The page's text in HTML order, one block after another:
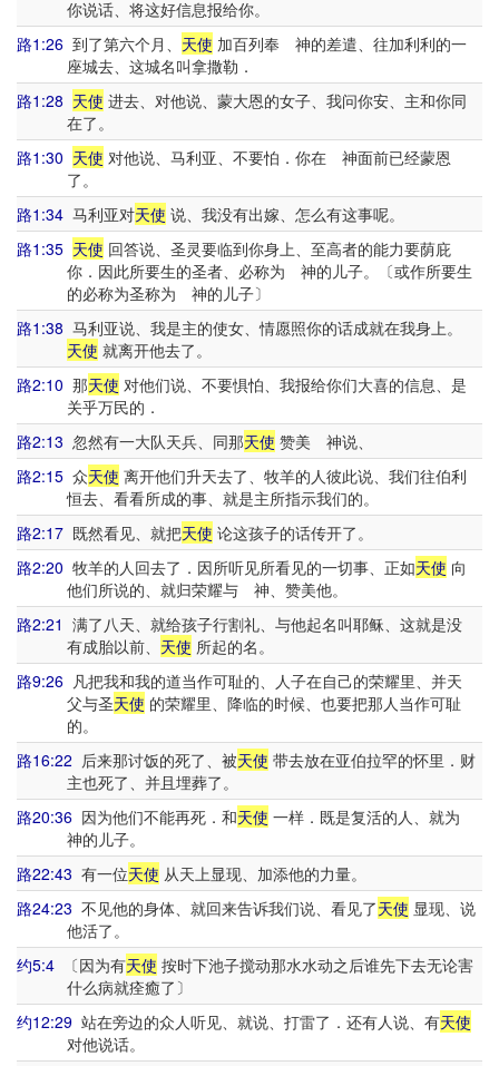
你说话、将这好信息报给你。
路1:26 到了第六个月、 天使 加百列奉 神的差遣、往加利利的一
座城去、这城名叫拿撒勒．
路1:28 天使 进去、对他说、蒙大恩的女子、我问你安、主和你同
在了。
路1:30 天使 对他说、马利亚、不要怕．你在 神面前已经蒙恩
了。
路1:34 马利亚对天使 说、我没有出嫁、怎么有这事呢。
路1:35 天使 回答说、圣灵要临到你身上、至高者的能力要荫庇
你．因此所要生的圣者、必称为 神的儿子。〔或作所要生
的必称为圣称为 神的儿子〕
路1:38 马利亚说、我是主的使女、情愿照你的话成就在我身上。
天使 就离开他去了。
路2:10 那天使 对他们说、不要惧怕、我报给你们大喜的信息、是
关乎万民的．
路2:13 忽然有一大队天兵、同那天使 赞美 神说、
路2:15 众天使 离开他们升天去了、牧羊的人彼此说、我们往伯利
恒去、看看所成的事、就是主所指示我们的。
路2:17 既然看见、就把天使 论这孩子的话传开了。
路2:20 牧羊的人回去了．因所听见所看见的一切事、正如天使 向
他们所说的、就归荣耀与 神、赞美他。
路2:21 满了八天、就给孩子行割礼、与他起名叫耶稣、这就是没
有成胎以前、 天使 所起的名。
路9:26 凡把我和我的道当作可耻的、人子在自己的荣耀里、并天
父与圣天使 的荣耀里、降临的时候、也要把那人当作可耻
的。
路16:22 后来那讨饭的死了、被天使 带去放在亚伯拉罕的怀里．财
主也死了、并且埋葬了。
路20:36 因为他们不能再死．和天使 一样．既是复活的人、就为
神的儿子。
路22:43 有一位天使 从天上显现、加添他的力量。
路24:23 不见他的身体、就回来告诉我们说、看见了天使 显现、说
他活了。
约5:4 〔因为有天使 按时下池子搅动那水水动之后谁先下去无论害
什么病就痊癒了〕
约12:29 站在旁边的众人听见、就说、打雷了．还有人说、有天使
对他说话。